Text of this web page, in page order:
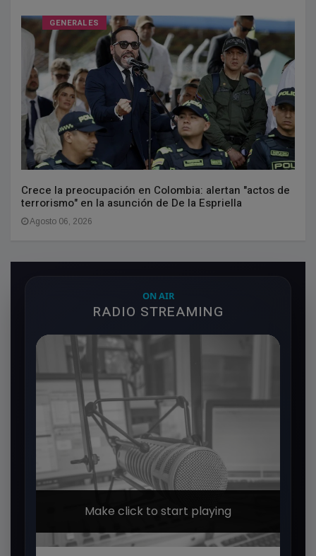
GENERALES
Crece la preocupación en Colombia: alertan "actos de
terrorismo" en la asunción de De la Espriella
Agosto 06, 2026
ON AIR
RADIO STREAMING